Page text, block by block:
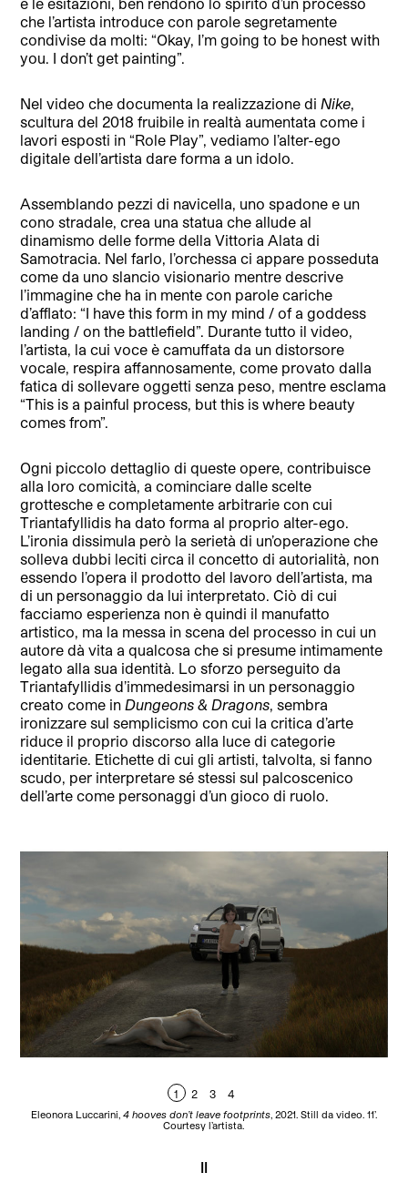
che l’artista introduce con parole segretamente
condivise da molti: “Okay, I’m going to be honest with
you. I don’t get painting”.
Nel video che documenta la realizzazione di Nike
scultura del 2018 fruibile in realtà aumentata come i
lavori esposti in “Role Play”, vediamo l’alter-ego
digitale dell’artista dare forma a un idolo.
Assemblando pezzi di navicella, uno spadone e un
cono stradale, crea una statua che allude al
dinamismo delle forme della Vittoria Alata di
Samotracia. Nel farlo, l’orchessa ci appare posseduta
come da uno slancio visionario mentre descrive
l’immagine che ha in mente con parole cariche
d’afflato: “I have this form in my mind / of a goddess
landing / on the battlefield”. Durante tutto il video,
l’artista, la cui voce è camuffata da un distorsore
vocale, respira affannosamente, come provato dalla
fatica di sollevare oggetti senza peso, mentre esclama
“This is a painful process, but this is where beauty
comes from”.
Ogni piccolo dettaglio di queste opere, contribuisce
alla loro comicità, a cominciare dalle scelte
grottesche e completamente arbitrarie con cui
Triantafyllidis ha dato forma al proprio alter-ego.
L’ironia dissimula però la serietà di un’operazione che
solleva dubbi leciti circa il concetto di autorialità, non
essendo l’opera il prodotto del lavoro dell’artista, ma
di un personaggio da lui interpretato. Ciò di cui
facciamo esperienza non è quindi il manufatto
artistico, ma la messa in scena del processo in cui un
autore dà vita a qualcosa che si presume intimamente
legato alla sua identità. Lo sforzo perseguito da
Triantafyllidis d’immedesimarsi in un personaggio
creato come in Dungeons & Dragons , sembra
ironizzare sul semplicismo con cui la critica d’arte
riduce il proprio discorso alla luce di categorie
identitarie. Etichette di cui gli artisti, talvolta, si fanno
scudo, per interpretare sé stessi sul palcoscenico
dell’arte come personaggi d’un gioco di ruolo.
1 2 3 4
Eleonora Luccarini, 4 hooves don’t leave footprints, 2021. Still da video. 11’.
Courtesy l’artista.
II